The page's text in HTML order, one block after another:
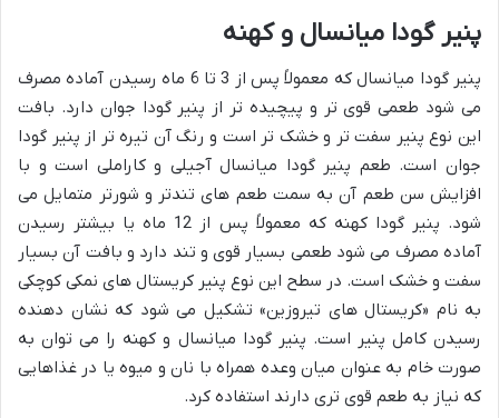
پنیر گودا میانسال و کهنه
پنیر گودا میانسال که معمولاً پس از 3 تا 6 ماه رسیدن آماده مصرف
می شود طعمی قوی تر و پیچیده تر از پنیر گودا جوان دارد. بافت
این نوع پنیر سفت تر و خشک تر است و رنگ آن تیره تر از پنیر گودا
جوان است. طعم پنیر گودا میانسال آجیلی و کاراملی است و با
افزایش سن طعم آن به سمت طعم های تندتر و شورتر متمایل می
شود. پنیر گودا کهنه که معمولاً پس از 12 ماه یا بیشتر رسیدن
آماده مصرف می شود طعمی بسیار قوی و تند دارد و بافت آن بسیار
سفت و خشک است. در سطح این نوع پنیر کریستال های نمکی کوچکی
به نام «کریستال های تیروزین» تشکیل می شود که نشان دهنده
رسیدن کامل پنیر است. پنیر گودا میانسال و کهنه را می توان به
صورت خام به عنوان میان وعده همراه با نان و میوه یا در غذاهایی
که نیاز به طعم قوی تری دارند استفاده کرد.